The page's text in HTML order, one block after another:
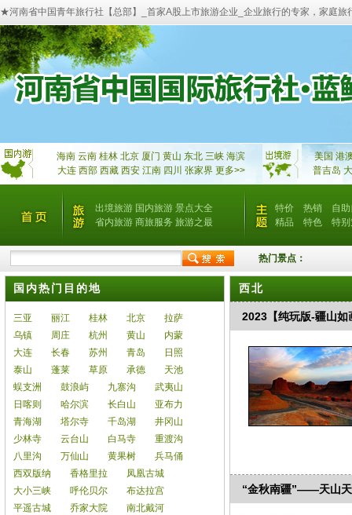
★河南省中国青年旅行社【总部】_首家A股上市旅游企业_企业旅行的专家，家庭旅
海南 云南 桂林 北京 厦门 黄山 东北 三峡 海滨
大连 西部 西藏 西安 江南 四川 张家界 更多>>
美国 港
普吉岛
出境旅游 国内旅游 景点大全
省内旅游 商旅服务 旅游之最
特价 热销
自
精品
特色 特
热门景点：
国内热门目的地
三亚 丽江 桂林 北京
拉萨
乌镇
周庄 杭州 黄山
内蒙
大连
长春 苏州 青岛
日照
泰山
蓬莱 草原 承德
天池
蜈支洲
鼓浪屿 九寨沟
武夷山
日喀则
哈尔滨 长白山
亚布力
青海湖
塔尔寺 千岛湖
井冈山
少林寺
云台山 白马寺
重渡沟
八里沟
万仙山 黄果树
兵马俑
西双版纳
香格里拉
凤凰古城
大小三峡
呼伦贝尔
布达拉宫
平遥古城
乔家大院
南北戴河
西北
2023【纯玩版-疆山
“金秋南疆”——天山天